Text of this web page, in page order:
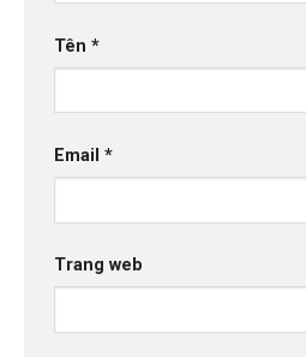
Tên *
Email *
Trang web